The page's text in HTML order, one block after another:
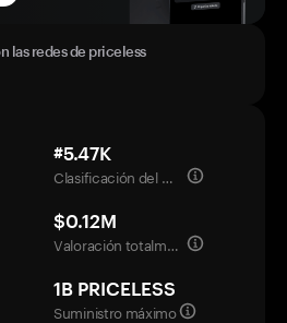
las redes de priceless
#5.47K
Clasificación del mercado
$0.12M
Valoración totalmente diluida
1B PRICELESS
Suministro máximo